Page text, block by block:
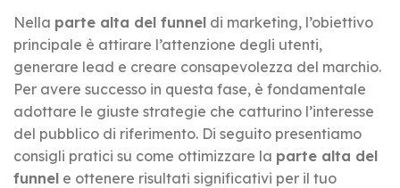
Nella parte alta del funnel di marketing, l’obiettivo
principale è attirare l’attenzione degli utenti,
generare lead e creare consapevolezza del marchio.
Per avere successo in questa fase, è fondamentale
adottare le giuste strategie che catturino l’interesse
del pubblico di riferimento. Di seguito presentiamo
consigli pratici su come ottimizzare la parte alta del
funnel e ottenere risultati significativi per il tuo